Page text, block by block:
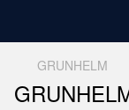
GRUNHELM